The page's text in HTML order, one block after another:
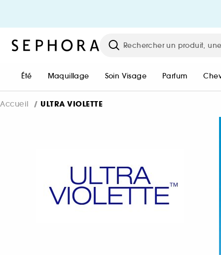
Me connecter / M'inscrire
Été Maquillage Soin Visage Parfum
Accueil ULTRA VIOLETTE